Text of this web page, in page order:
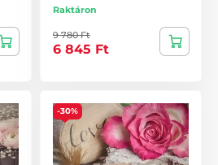
Raktáron
9 780 Ft
6 845 Ft
-30%